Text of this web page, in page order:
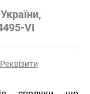
VI
Реквізити